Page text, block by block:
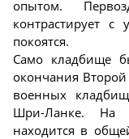
опытом.
контрастирует с
покоятся.
Само кладбище
окончания
военных
Шри-Ланке. На
находится в